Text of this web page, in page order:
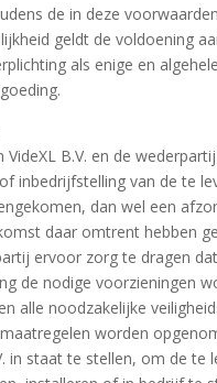
de in deze
geldt de voldoening
als enige en algehele
VideXL B.V. en de
inbedrijfstelling van de te
dan wel een
daar omtrent hebben
ervoor zorg te dragen
de nodige voorzieningen
alle noodzakelijke
worden
in staat te stellen, om de te